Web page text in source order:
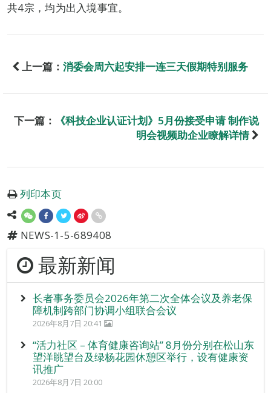
共4宗，均为出入境事宜。
上一篇： 消委会周六起安排一连三天假期特别服务
下一篇：
《科技企业认证计划》5月份接受申请 制作说
明会视频助企业瞭解详情
列印本页
NEWS-1-5-689408
最新新闻
长者事务委员会2026年第二次全体会议及养老保
障机制跨部门协调小组联合会议
2026年8月7日 20:41
“活力社区 – 体育健康咨询站” 8月份分别在松山东
望洋眺望台及绿杨花园休憩区举行，设有健康资
讯推广
2026年8月7日 20:00